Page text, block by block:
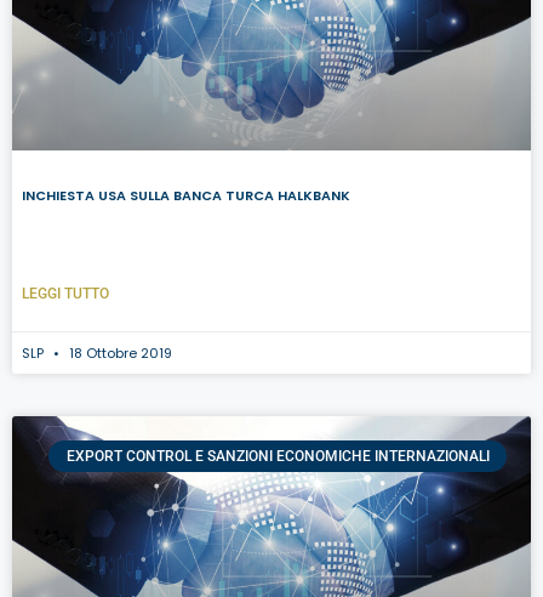
INCHIESTA USA SULLA BANCA TURCA HALKBANK
LEGGI TUTTO
SLP 18 Ottobre 2019
EXPORT CONTROL E SANZIONI ECONOMICHE INTERNAZIONALI